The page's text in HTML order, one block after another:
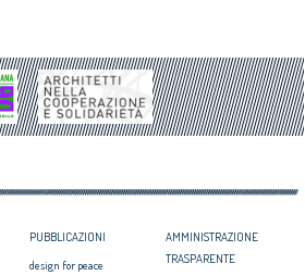
degradate
Architetti: 'Comune e Consiglio di Stato,
svilito interesse pubblico'
PUBBLICAZIONI
design for peace
AMMINISTRAZIONE
TRASPARENTE